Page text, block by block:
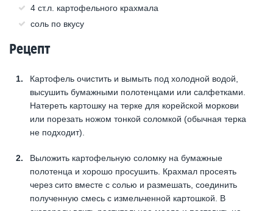
4 ст.л. картофельного крахмала
соль по вкусу
Рецепт
Картофель очистить и вымыть под холодной водой,
высушить бумажными полотенцами или салфетками.
Натереть картошку на терке для корейской моркови
или порезать ножом тонкой соломкой (обычная терка
не подходит).
Выложить картофельную соломку на бумажные
полотенца и хорошо просушить. Крахмал просеять
через сито вместе с солью и размешать, соединить
полученную смесь с измельченной картошкой. В